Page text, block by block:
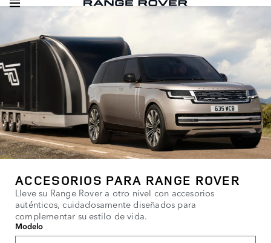
ACCESORIOS PARA RANGE ROVER
Lleve su Range Rover a otro nivel con accesorios
auténticos, cuidadosamente diseñados para
complementar su estilo de vida.
Modelo